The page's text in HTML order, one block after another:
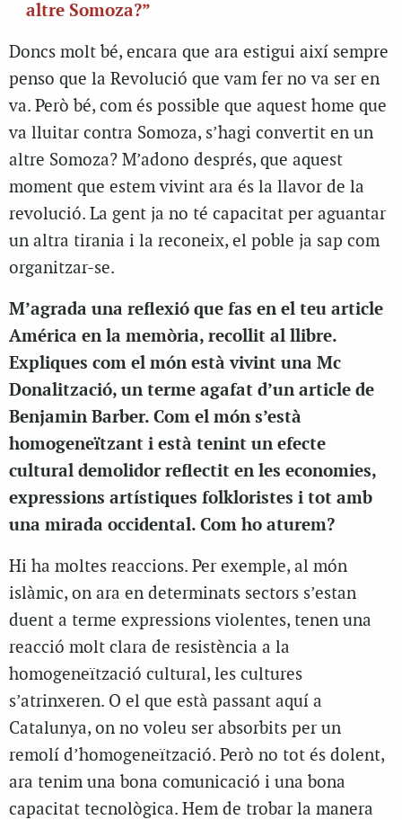
altre Somoza?”
Doncs molt bé, encara que ara estigui així sempre
penso que la Revolució que vam fer no va ser en
va. Però bé, com és possible que aquest home que
va lluitar contra Somoza, s’hagi convertit en un
altre Somoza? M’adono després, que aquest
moment que estem vivint ara és la llavor de la
revolució. La gent ja no té capacitat per aguantar
un altra tirania i la reconeix, el poble ja sap com
organitzar-se.
M’agrada una reflexió que fas en el teu article
América en la memòria, recollit al llibre.
Expliques com el món està vivint una Mc
Donalització, un terme agafat d’un article de
Benjamin Barber. Com el món s’està
homogeneïtzant i està tenint un efecte
cultural demolidor reflectit en les economies,
expressions artístiques folkloristes i tot amb
una mirada occidental. Com ho aturem?
Hi ha moltes reaccions. Per exemple, al món
islàmic, on ara en determinats sectors s’estan
duent a terme expressions violentes, tenen una
reacció molt clara de resistència a la
homogeneïtzació cultural, les cultures
s’atrinxeren. O el que està passant aquí a
Catalunya, on no voleu ser absorbits per un
remolí d’homogeneïtzació. Però no tot és dolent,
ara tenim una bona comunicació i una bona
capacitat tecnològica. Hem de trobar la manera